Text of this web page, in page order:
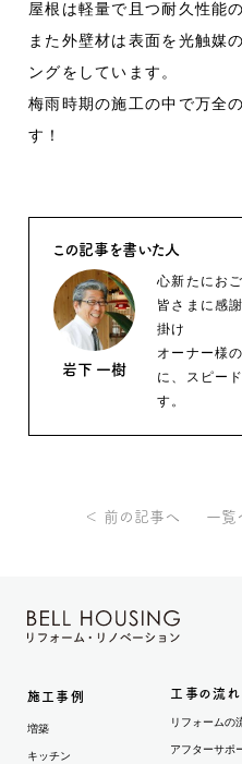
屋根は軽量で且つ耐久性能
また外壁材は表面を光触媒の
ングをしています。
梅雨時期の施工の中で万全
す！
この記事を書いた人
岩下 一樹
心新たにお
皆さまに感
掛け
オーナー様
に、スピー
す。
＜ 前の記事へ 一覧
施工事例
増築
キッチン
工事の流れ
リフォームの
アフターサポ